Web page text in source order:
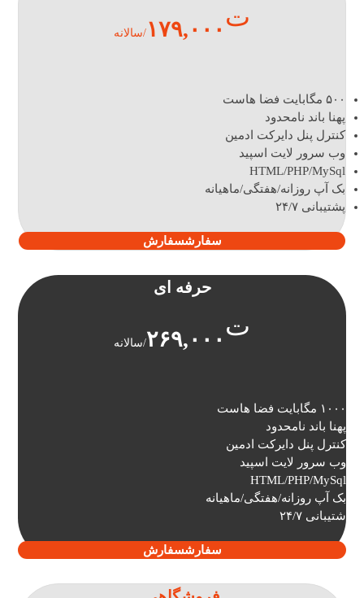
ت ۱۷۹,۰۰۰ /سالانه
۵۰۰ مگابایت فضا هاست
پهنا باند نامحدود
کنترل پنل دایرکت ادمین
وب سرور لایت اسپید
HTML/PHP/MySql
بک آپ روزانه/هفتگی/ماهیانه
پشتیبانی ۲۴/۷
سفارشسفارش
حرفه ای
ت ۲۶۹,۰۰۰/سالانه
۱۰۰۰ مگابایت فضا هاست
پهنا باند نامحدود
کنترل پنل دایرکت ادمین
وب سرور لایت اسپید
HTML/PHP/MySql
بک آپ روزانه/هفتگی/ماهیانه
شتیبانی ۲۴/۷
سفارشسفارش